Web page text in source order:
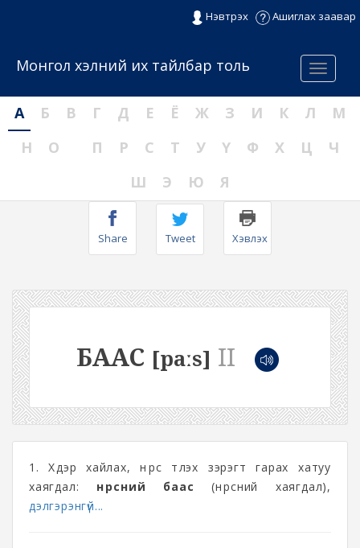
Нэвтрэх Ашиглах заавар
Menu
Монгол хэлний их тайлбар толь
А Б В Г Д Е Ё Ж З И К Л
М
Н
О П Р С Т У Ү Ф Х Ц
Ч
Ш
Э Ю Я
Share Tweet Хэвлэх
БААС [paːs] II
1. Хүдэр хайлах, нүүрс түлэх зэрэгт гарах хатуу
хаягдал: нүүрсний баас (нүүрсний хаягдал),
дэлгэрэнгүй...